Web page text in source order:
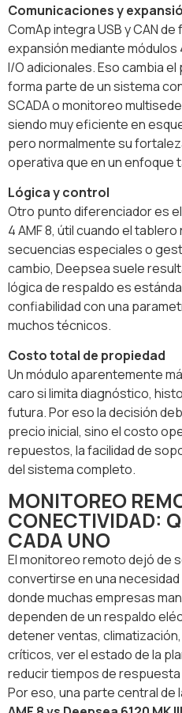
Comunicaciones y
ComAp integra USB y CAN
expansión mediante módulos
I/O adicionales. Eso cambia
forma parte de un sistema
SCADA o monitoreo
siendo muy eficiente en
pero normalmente su
operativa que en un enfoque
Lógica y control
Otro punto diferenciador es
4 AMF 8, útil cuando el
secuencias especiales o
cambio, Deepsea suele
lógica de respaldo es
confiabilidad con una
muchos técnicos.
Costo total de propiedad
Un módulo aparentemente
caro si limita diagnóstico,
futura. Por eso la decisión
precio inicial, sino el costo
repuestos, la facilidad de
del sistema completo.
MONITOREO
CONECTIVIDAD:
CADA UNO
El monitoreo remoto dejó de
convertirse en una necesidad
donde muchas empresas
dependen de un respaldo
detener ventas,
críticos, ver el estado de la
reducir tiempos de
Por eso, una parte central de